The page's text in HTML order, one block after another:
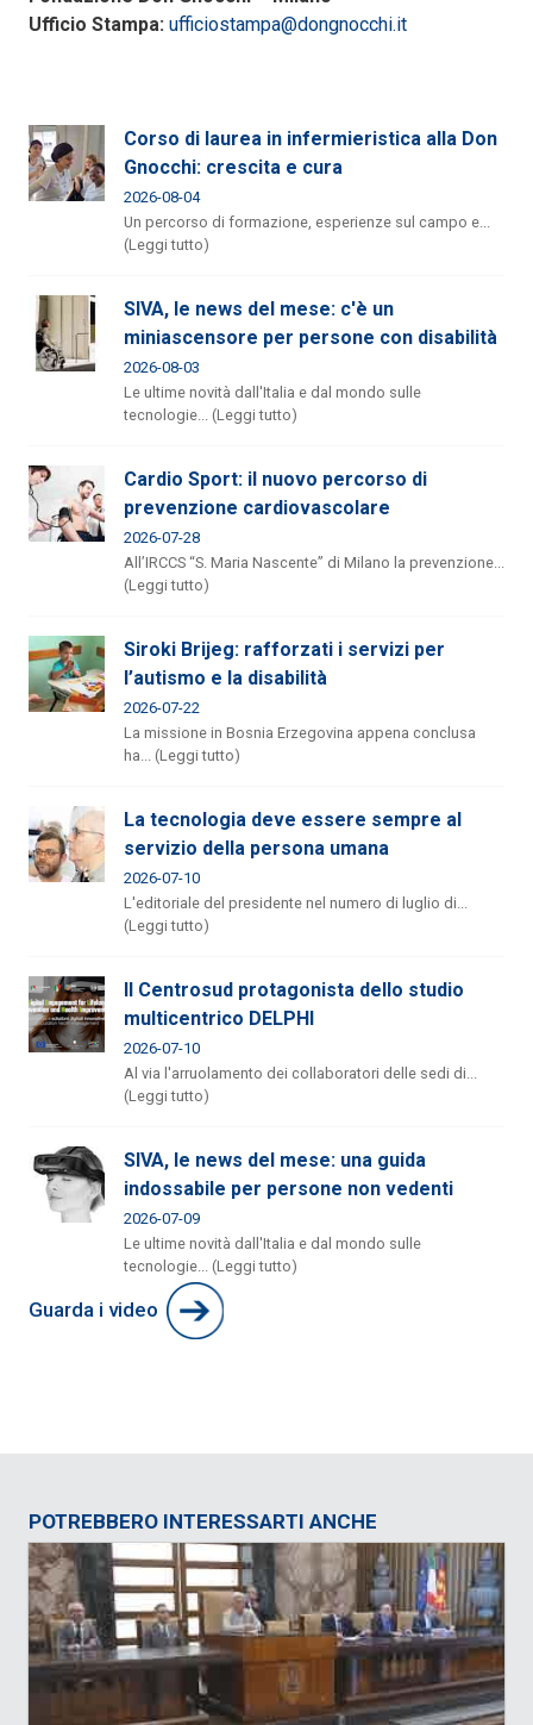
Ufficio Stampa: ufficiostampa@dongnocchi.it
Corso di laurea in infermieristica alla Don
Gnocchi: crescita e cura
2026-08-04
Un percorso di formazione, esperienze sul campo e...
(Leggi tutto)
SIVA, le news del mese: c'è un
miniascensore per persone con disabilità
2026-08-03
Le ultime novità dall'Italia e dal mondo sulle
tecnologie... (Leggi tutto)
Cardio Sport: il nuovo percorso di
prevenzione cardiovascolare
2026-07-28
All’IRCCS “S. Maria Nascente” di Milano la prevenzione...
(Leggi tutto)
Siroki Brijeg: rafforzati i servizi per
l’autismo e la disabilità
2026-07-22
La missione in Bosnia Erzegovina appena conclusa
ha... (Leggi tutto)
La tecnologia deve essere sempre al
servizio della persona umana
2026-07-10
L'editoriale del presidente nel numero di luglio di...
(Leggi tutto)
Il Centrosud protagonista dello studio
multicentrico DELPHI
2026-07-10
Al via l'arruolamento dei collaboratori delle sedi di...
(Leggi tutto)
SIVA, le news del mese: una guida
indossabile per persone non vedenti
2026-07-09
Le ultime novità dall'Italia e dal mondo sulle
tecnologie... (Leggi tutto)
Guarda i video
POTREBBERO INTERESSARTI ANCHE